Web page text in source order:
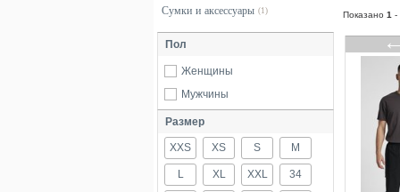
Сумки и аксессуары (1)
Пол
Женщины
Мужчины
Размер
XXS XS S M
L XL XXL 34
Показано 1 -